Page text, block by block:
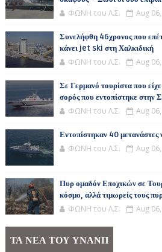
ΦΩΝΗ του Λ.Σ. Aug
Συνελήφθη 46χρονος που
κάνει jet ski στη Χαλκιδική
ΦΩΝΗ του Λ.Σ. Aug
Σε Γερμανό τουρίστα που
σορός που εντοπίστηκε στην
ΦΩΝΗ του Λ.Σ. Aug
Εντοπίστηκαν 40 μετανάστες
ΦΩΝΗ του Λ.Σ. Aug
Πυρ ομαδόν Εποχικών σε
κόσμο, αλλά τιμωρείς τους
ΦΩΝΗ του Λ.Σ. Aug
ΤΑ ΝΕΑ ΤΟΥ ΥΝΑΝΠ